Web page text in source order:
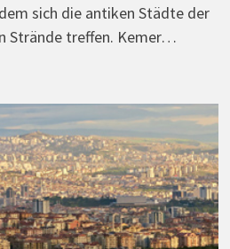
sich die antiken Städte der
Strände treffen. Kemer…